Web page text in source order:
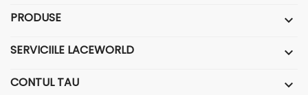
PRODUSE

SERVICIILE LACEWORLD 
CONTUL TAU 